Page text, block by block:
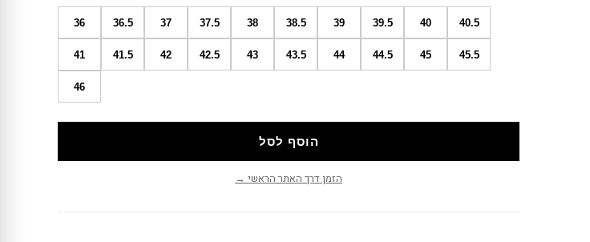
36 36.5 37 37.5 38 38.5 39 39.5 40 40.5
41 41.5 42 42.5 43 43.5 44 44.5 45 45.5
46
הוסף לסל
הזמן דרך האתר הראשי →